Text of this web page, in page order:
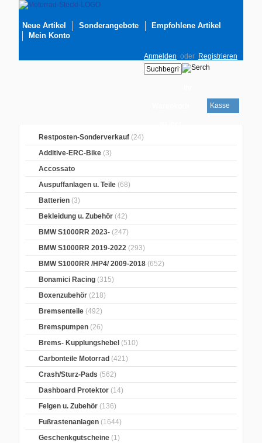
Neue Artikel Sonderangebote
Empfohlene Artikel
Mein Konto
Anmelden oder Registrieren
Kasse
Restposten-Sonderverkauf (24)
Additive-ERC-Bike (3)
Accossato
Auspuffanlagen u. Teile (68)
Batterien (3)
Bekleidung u. Zubehör (42)
BMW S1000RR 2023- (247)
BMW S1000RR 2019-2022 (293)
BMW S1000RR /HP4/ 2009-2018 (652)
Bonamici Racing (315)
Boxenzubehör (218)
Bremsenteile (492)
Bremspumpen (26)
Brems- Kupplungshebel (510)
Carbonteile Motorrad (421)
Crash/Sturz-Pads (562)
Dashboard Protektor (14)
Felgen u. Zubehör (136)
Fußrastenanlagen (1644)
Geschenkgutscheine (1)